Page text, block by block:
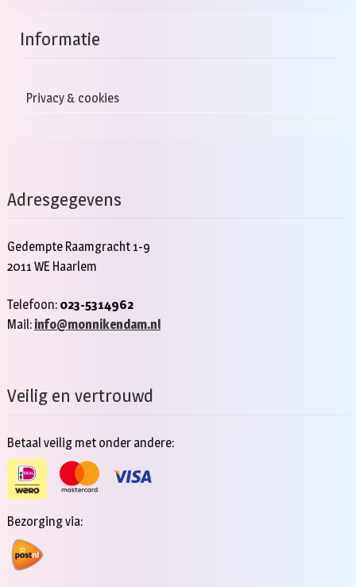
Informatie
Privacy & cookies
Adresgegevens
Gedempte Raamgracht 1-9
2011 WE Haarlem
Telefoon: 023-5314962
Mail: info@monnikendam.nl
Veilig en vertrouwd
Betaal veilig met onder andere:
Bezorging via: